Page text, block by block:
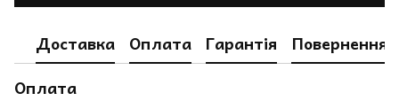
Доставка Оплата Гарантія
Повернення
Оплата